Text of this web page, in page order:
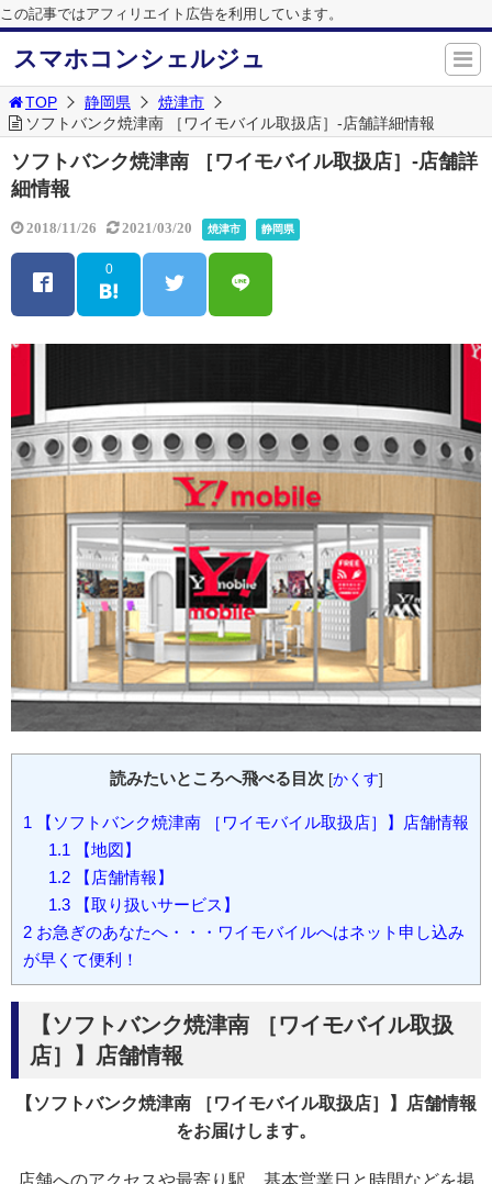
この記事ではアフィリエイト広告を利用しています。
スマホコンシェルジュ
TOP 静岡県
焼津市
ソフトバンク焼津南 ［ワイモバイル取扱店］-店舗詳細情報
ソフトバンク焼津南 ［ワイモバイル取扱店］-店舗詳
細情報
2018/11/26 2021/03/20 焼津市 静岡県
0
読みたいところへ飛べる目次 [かくす]
1 【ソフトバンク焼津南 ［ワイモバイル取扱店］】店舗情報
1.1【地図】
1.2【店舗情報】
1.3【取り扱いサービス】
2 お急ぎのあなたへ・・・ワイモバイルへはネット申し込み
が早くて便利！
【ソフトバンク焼津南 ［ワイモバイル取扱
店］】店舗情報
【ソフトバンク焼津南 ［ワイモバイル取扱店］】店舗情報
をお届けします。